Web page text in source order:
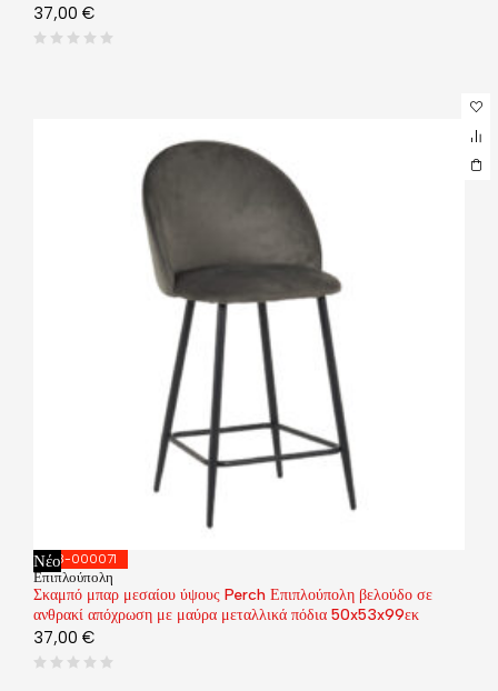
37,00 €
Νέο128-000071
Επιπλούπολη
Σκαμπό μπαρ μεσαίου ύψους Perch Επιπλούπολη βελούδο σε
ανθρακί απόχρωση με μαύρα μεταλλικά πόδια 50x53x99εκ
37,00 €